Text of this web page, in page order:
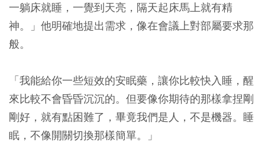
一躺床就睡，一覺到天亮，隔天起床馬上就有精
神。」他明確地提出需求，像在會議上對部屬要求那
般。
「我能給你一些短效的安眠藥，讓你比較快入睡，醒
來比較不會昏昏沉沉的。但要像你期待的那樣拿捏剛
剛好，就有點困難了，畢竟我們是人，不是機器。睡
眠，不像開關切換那樣簡單。」